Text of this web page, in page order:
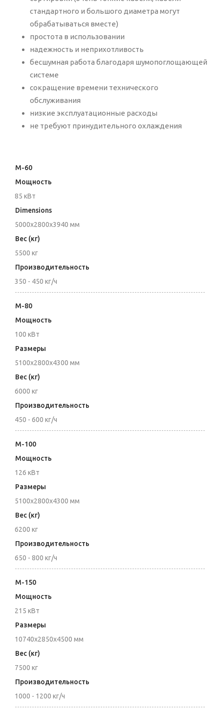
стандартного и большого диаметра могут
обрабатываться вместе)
простота в использовании
надежность и неприхотливость
бесшумная работа благодаря шумопоглощающей
системе
сокращение времени технического
обслуживания
низкие эксплуатационные расходы
не требуют принудительного охлаждения
M-60
Мощность
85 кВт
Dimensions
5000x2800x3940 мм
Вес (кг)
5500 кг
Производительность
350 - 450 кг/ч
M-80
Мощность
100 кВт
Размеры
5100x2800x4300 мм
Вес (кг)
6000 кг
Производительность
450 - 600 кг/ч
M-100
Мощность
126 кВт
Размеры
5100x2800x4300 мм
Вес (кг)
6200 кг
Производительность
650 - 800 кг/ч
M-150
Мощность
215 кВт
Размеры
10740x2850x4500 мм
Вес (кг)
7500 кг
Производительность
1000 - 1200 кг/ч